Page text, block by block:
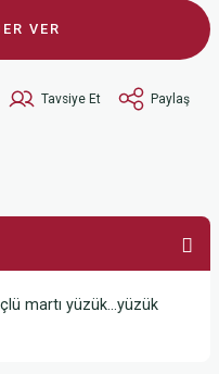
VER
Tavsiye Et Paylaş
martı yüzük...yüzük